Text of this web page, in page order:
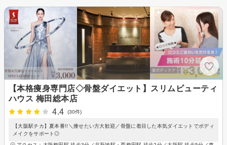
【本格痩身専門店◇骨盤ダイエット】スリムビューティ
ハウス 梅田総本店
4.4
(30件)
【大阪駅チカ】夏本番!!＼痩せたい方大歓迎／骨盤に着目した本気ダイエットでボディ
メイクをサポート◎